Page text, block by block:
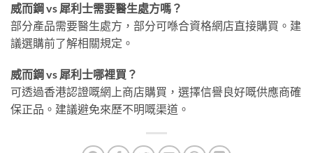
威而鋼 vs 犀利士需要醫生處方嗎？
部分產品需要醫生處方，部分可喺合資格網店直接購買。建
議選購前了解相關規定。
威而鋼 vs 犀利士哪裡買？
可透過香港認證嘅網上商店購買，選擇信譽良好嘅供應商確
保正品。建議避免來歷不明嘅渠道。